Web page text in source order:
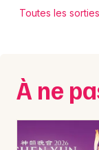
Toutes les
À ne